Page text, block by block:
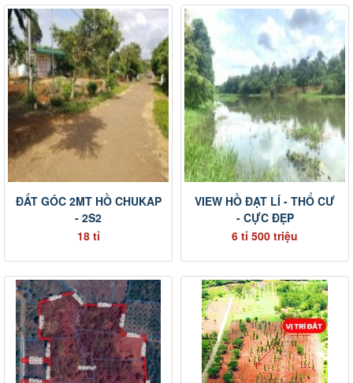
ĐẤT GÓC 2MT HỒ CHUKAP
- 2S2
18 tỉ
VIEW HỒ ĐẠT LÍ - THỔ CƯ
- CỰC ĐẸP
6 tỉ 500 triệu